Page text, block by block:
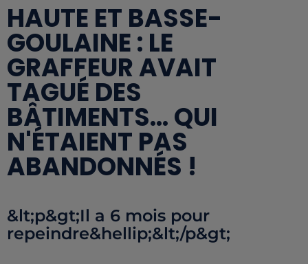
HAUTE ET BASSE-
GOULAINE : LE
GRAFFEUR AVAIT
TAGUÉ DES
BÂTIMENTS... QUI
N'ÉTAIENT PAS
ABANDONNÉS !
&lt;p&gt;Il a 6 mois pour
repeindre&hellip;&lt;/p&gt;